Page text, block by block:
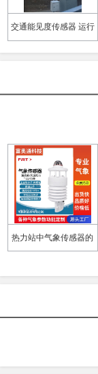
交通能见度传感器 运行
稳定 蚌埠交通自动气象
热力站中气象传感器的